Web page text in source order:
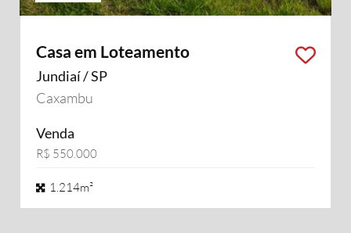
Casa em Loteamento
Jundiaí / SP
Caxambu
Venda
R$ 550.000
1.214m²